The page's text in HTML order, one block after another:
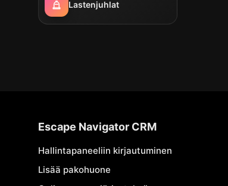
Lastenjuhlat
Escape Navigator CRM
Hallintapaneeliin kirjautuminen
Lisää pakohuone